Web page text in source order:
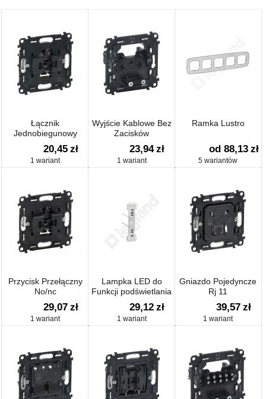
Łącznik
Jednobiegunowy
20,45 zł
1 wariant
Wyjście Kablowe Bez
Zacisków
23,94 zł
1 wariant
Ramka Lustro
od 88,13 zł
5 wariantów
Przycisk Przełączny
No/nc
29,07 zł
1 wariant
Lampka LED do
Funkcji podświetlania
Łącznika Schodowego
29,12 zł
1 wariant
Gniazdo Pojedyncze
Rj 11
39,57 zł
1 wariant